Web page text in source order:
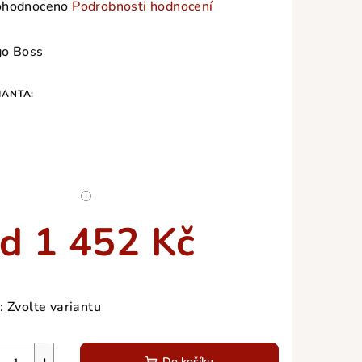
Podrobnosti hodnocení
Boss
1 452 Kč
Zvolte variantu